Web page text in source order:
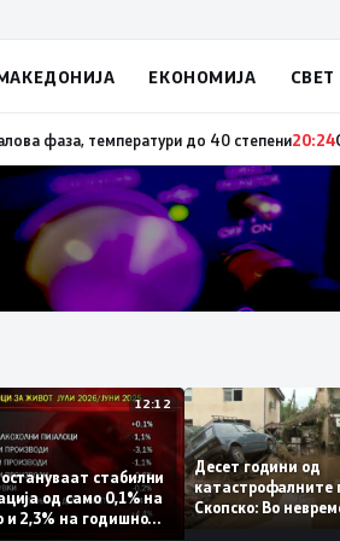
ЕКОНОМИЈА СВЕТ
во спомен на загинатите од воениот
12:12
остануваат стабилни
од само 0,1% на
и 2,3% на годишно
Десет години
Скопско: Во